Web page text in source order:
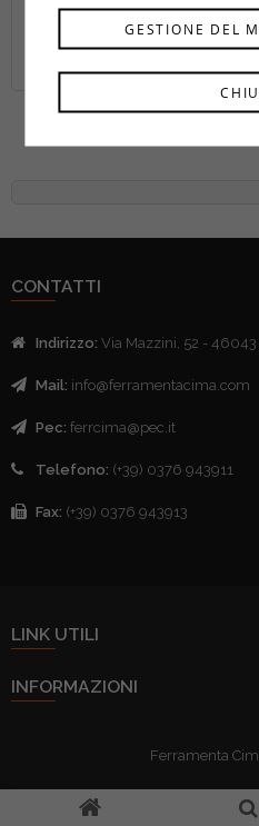
Beta lama bimetallo per
CONTATTI
Indirizzo: Via Mazzini, 52 -
Mail: info@ferramentacima.com
Pec: ferrcima@pec.it
Telefono: (+39) 0376 943911
Fax: (+39) 0376 943913
LINK UTILI
INFORMAZIONI
Ferramenta
GESTIONE DEL